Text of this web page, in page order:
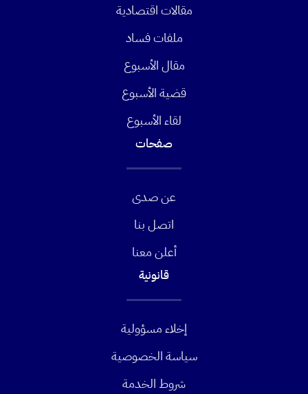
مقالات اقتصادية
ملفات فساد
مقال الأسبوع
قضية الأسبوع
لقاء الأسبوع
صفحات
عن صدى
اتصل بنا
أعلن معنا
قانونية
إخلاء مسؤولية
سياسة الخصوصية
شروط الخدمة